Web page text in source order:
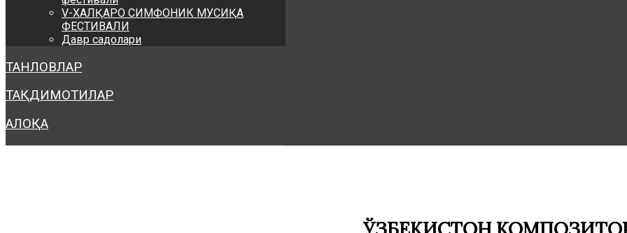
V-ХАЛҚАРО СИМФОНИК МУСИҚА
ФЕСТИВАЛИ
Давр садолари
ТАНЛОВЛАР
ТАҚДИМОТИЛАР
АЛОҚА